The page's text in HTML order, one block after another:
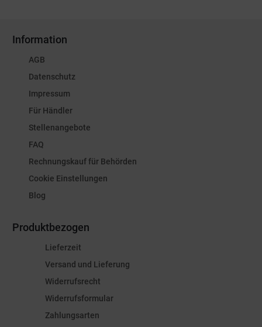
Information
AGB
Datenschutz
Impressum
Für Händler
Stellenangebote
FAQ
Rechnungskauf für Behörden
Cookie Einstellungen
Blog
Produktbezogen
Lieferzeit
Versand und Lieferung
Widerrufsrecht
Widerrufsformular
Zahlungsarten